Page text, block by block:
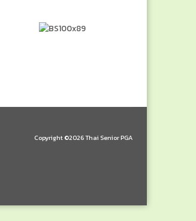
Copyright ©2026 Thai Senior PGA